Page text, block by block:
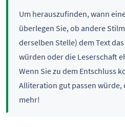
Um herauszufinden, wann
überlegen Sie, ob andere
derselben Stelle) dem Text
würden oder die Leserschaft
Wenn Sie zu dem Entschluss
Alliteration gut passen würde,
mehr!